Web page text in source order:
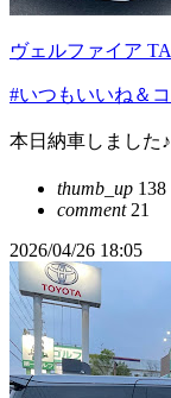
ヴェルファイア
#いつもいいね＆
本日納車しました
thumb_up 138
comment21
2026/04/26 18:05